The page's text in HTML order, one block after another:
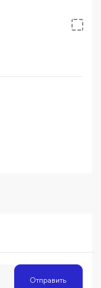
Отправить